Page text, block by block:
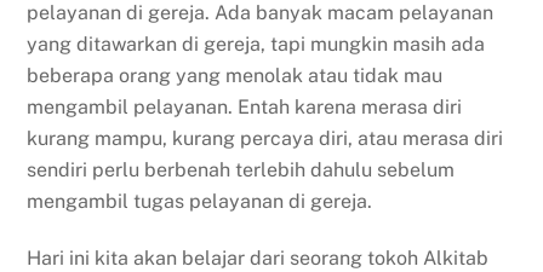
pelayanan di gereja. Ada banyak macam pelayanan
yang ditawarkan di gereja, tapi mungkin masih ada
beberapa orang yang menolak atau tidak mau
mengambil pelayanan. Entah karena merasa diri
kurang mampu, kurang percaya diri, atau merasa diri
sendiri perlu berbenah terlebih dahulu sebelum
mengambil tugas pelayanan di gereja.
Hari ini kita akan belajar dari seorang tokoh Alkitab